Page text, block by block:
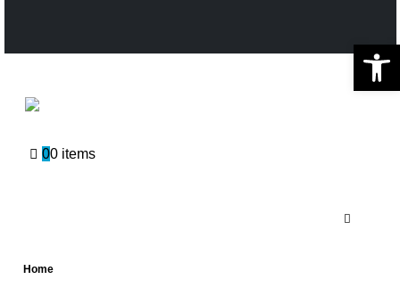
00 items
Home